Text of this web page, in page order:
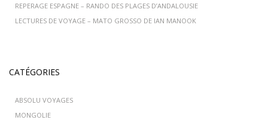
REPERAGE ESPAGNE – RANDO DES PLAGES D’ANDALOUSIE
LECTURES DE VOYAGE – MATO GROSSO DE IAN MANOOK
CATÉGORIES
ABSOLU VOYAGES
MONGOLIE